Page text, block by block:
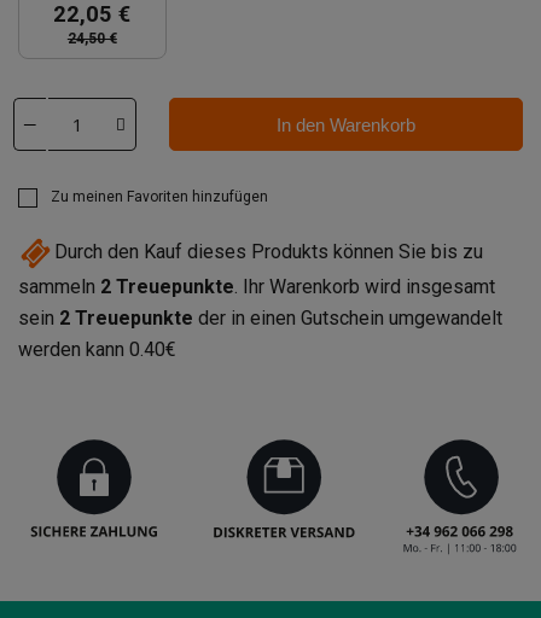
22,05 €
24,50 €
In den Warenkorb
Zu meinen Favoriten hinzufügen
Durch den Kauf dieses Produkts können Sie bis zu
sammeln 2 Treuepunkte. Ihr Warenkorb wird insgesamt
sein 2 Treuepunkte der in einen Gutschein umgewandelt
werden kann 0.40€